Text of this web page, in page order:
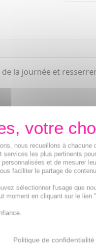
la journée et
nous recueillons à
services les plus pertinents
et de mesurer
faciliter le partage de
sélectionner l'usage que
moment en cliquant sur le
Politique de confidentialité